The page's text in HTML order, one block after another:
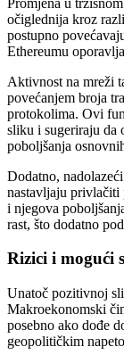
očiglednija kroz
postupno
Ethereumu
Aktivnost na mreži
povećanjem broja
protokolima. Ovi
sliku i sugeriraju da
poboljšanja
Dodatno,
nastavljaju privlačiti
i njegova
rast, što dodatno
Rizici i mogući
Unatoč pozitivnoj
Makroekonomski
posebno ako dođe
geopolitičkim